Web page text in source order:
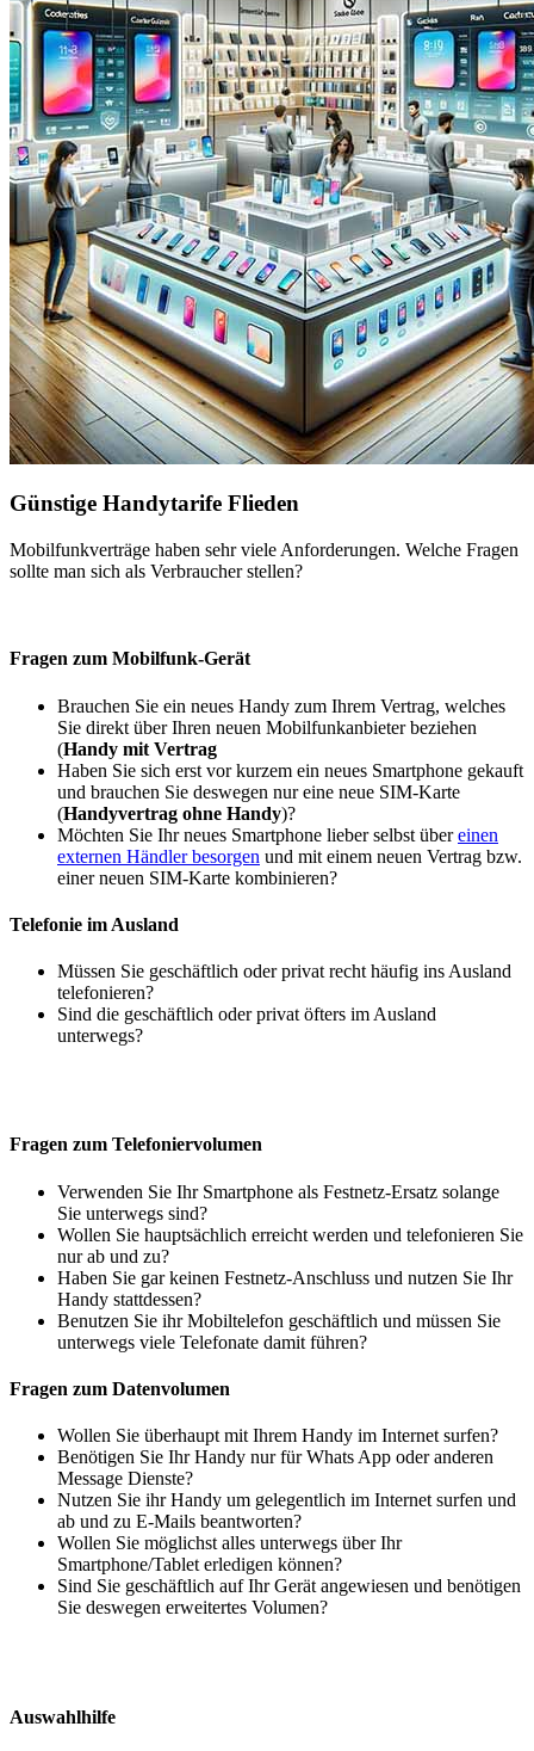
Günstige Handytarife Flieden
Mobilfunkverträge haben sehr viele Anforderungen. Welche Fragen
sollte man sich als Verbraucher stellen?
Fragen zum Mobilfunk-Gerät
Brauchen Sie ein neues Handy zum Ihrem Vertrag, welches
Sie direkt über Ihren neuen Mobilfunkanbieter beziehen
(Handy mit Vertrag
Haben Sie sich erst vor kurzem ein neues Smartphone gekauft
und brauchen Sie deswegen nur eine neue SIM-Karte
(Handyvertrag ohne Handy)?
Möchten Sie Ihr neues Smartphone lieber selbst übereinen
externen Händler besorgen und mit einem neuen Vertrag bzw.
einer neuen SIM-Karte kombinieren?
Telefonie im Ausland
Müssen Sie geschäftlich oder privat recht häufig ins Ausland
telefonieren?
Sind die geschäftlich oder privat öfters im Ausland
unterwegs?
Fragen zum Telefoniervolumen
Verwenden Sie Ihr Smartphone als Festnetz-Ersatz solange
Sie unterwegs sind?
Wollen Sie hauptsächlich erreicht werden und telefonieren Sie
nur ab und zu?
Haben Sie gar keinen Festnetz-Anschluss und nutzen Sie Ihr
Handy stattdessen?
Benutzen Sie ihr Mobiltelefon geschäftlich und müssen Sie
unterwegs viele Telefonate damit führen?
Fragen zum Datenvolumen
Wollen Sie überhaupt mit Ihrem Handy im Internet surfen?
Benötigen Sie Ihr Handy nur für Whats App oder anderen
Message Dienste?
Nutzen Sie ihr Handy um gelegentlich im Internet surfen und
ab und zu E-Mails beantworten?
Wollen Sie möglichst alles unterwegs über Ihr
Smartphone/Tablet erledigen können?
Sind Sie geschäftlich auf Ihr Gerät angewiesen und benötigen
Sie deswegen erweitertes Volumen?
Auswahlhilfe